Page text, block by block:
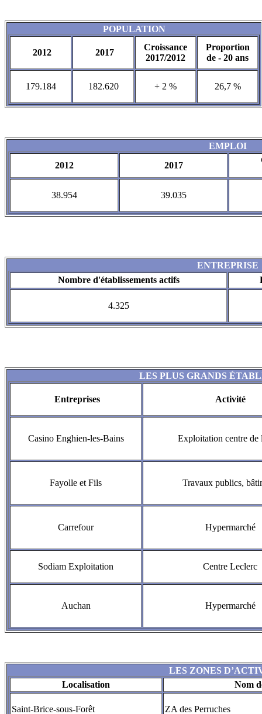
POPULATION
2012 2017
Croissance
2017/2012
Proportion
de - 20 ans
179.184 182.620 + 2 % 26,7 %
EMPLOI
2012
2017
38.954 39.035
ENTREPRISE
Nombre d'établissements actifs
4.325
LES PLUS GRANDS
Entreprises Activité
Casino Enghien-les-Bains Exploitation centre de
Fayolle et Fils Travaux publics,
Carrefour Hypermarché
Sodiam Exploitation Centre Leclerc
Auchan Hypermarché
LES ZONES
Localisation
Nom
Saint-Brice-sous-Forêt ZA des Perruches